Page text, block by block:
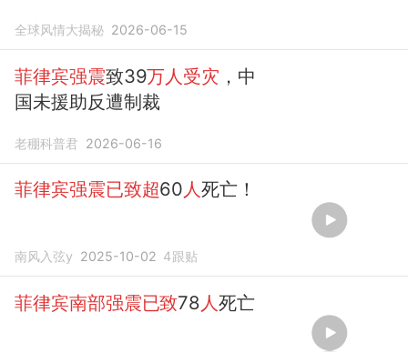
全球风情大揭秘 2026-06-15
菲律宾强震致39万人受灾 ，中
国未援助反遭制裁
老稝科普君 2026-06-16
菲律宾强震已致超60人死亡！
南风入弦y 2025-10-02 4跟贴
菲律宾南部强震已致78 人死亡